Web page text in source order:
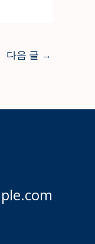
다음 글 →